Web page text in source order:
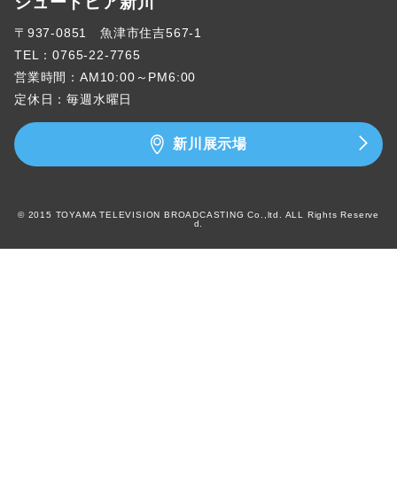
〒937-0851 魚津市住吉567-1
TEL：0765-22-7765
営業時間：AM10:00～PM6:00
定休日：毎週水曜日
新川展示場
© 2015 TOYAMA TELEVISION BROADCASTING Co.,ltd. ALL Rights Reserve
d.